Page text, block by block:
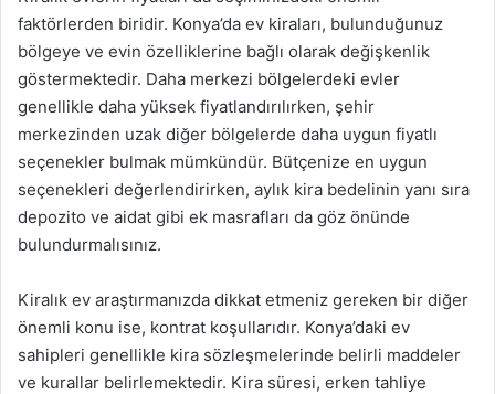
faktörlerden biridir. Konya’da ev kiraları, bulunduğunuz
bölgeye ve evin özelliklerine bağlı olarak değişkenlik
göstermektedir. Daha merkezi bölgelerdeki evler
genellikle daha yüksek fiyatlandırılırken, şehir
merkezinden uzak diğer bölgelerde daha uygun fiyatlı
seçenekler bulmak mümkündür. Bütçenize en uygun
seçenekleri değerlendirirken, aylık kira bedelinin yanı sıra
depozito ve aidat gibi ek masrafları da göz önünde
bulundurmalısınız.
Kiralık ev araştırmanızda dikkat etmeniz gereken bir diğer
önemli konu ise, kontrat koşullarıdır. Konya’daki ev
sahipleri genellikle kira sözleşmelerinde belirli maddeler
ve kurallar belirlemektedir. Kira süresi, erken tahliye